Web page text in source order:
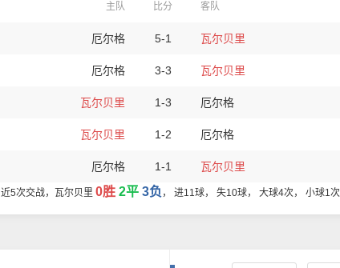
主队 比分 客队
厄尔格 5-1 瓦尔贝里
厄尔格 3-3 瓦尔贝里
瓦尔贝里 1-3 厄尔格
瓦尔贝里 1-2 厄尔格
厄尔格 1-1 瓦尔贝里
近5次交战，瓦尔贝里 0胜 2平 3负 ， 进11球， 失10球， 大球4次， 小球1次